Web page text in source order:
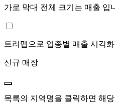
가로 막대 전체 크기는 매출 입
트리맵으로 업종별 매출 시각화
신규 매장
목록의 지역명을 클릭하면 해